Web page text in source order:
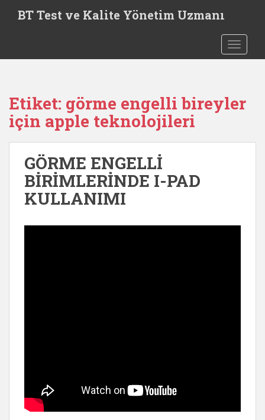
t
BT Test ve Kalite Yönetim Uzmanı
Etiket: görme engelli bireyler
için apple teknolojileri
GÖRME ENGELLİ
BİRİMLERİNDE I-PAD
KULLANIMI